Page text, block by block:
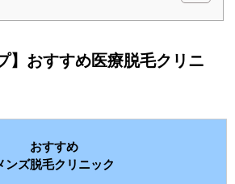
】おすすめ医療脱毛クリニ
おすすめ
ンズ脱毛クリニック